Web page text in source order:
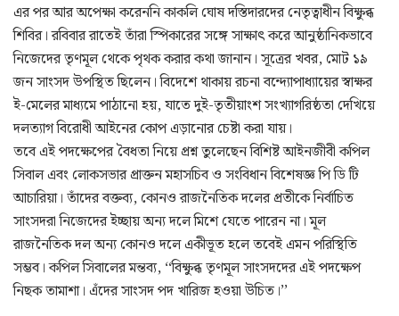
এর পর আর অপেক্ষা করেননি কাকলি ঘোষ দস্তিদারদের নেতৃত্বাধীন বিক্ষুব্ধ
শিবির। রবিবার রাতেই তাঁরা স্পিকারের সঙ্গে সাক্ষাৎ করে আনুষ্ঠানিকভাবে
নিজেদের তৃণমূল থেকে পৃথক করার কথা জানান। সূত্রের খবর, মোট ১৯
জন সাংসদ উপস্থিত ছিলেন। বিদেশে থাকায় রচনা বন্দ্যোপাধ্যায়ের স্বাক্ষর
ই-মেলের মাধ্যমে পাঠানো হয়, যাতে দুই-তৃতীয়াংশ সংখ্যাগরিষ্ঠতা দেখিয়ে
দলত্যাগ বিরোধী আইনের কোপ এড়ানোর চেষ্টা করা যায়।
তবে এই পদক্ষেপের বৈধতা নিয়ে প্রশ্ন তুলেছেন বিশিষ্ট আইনজীবী কপিল
সিবাল এবং লোকসভার প্রাক্তন মহাসচিব ও সংবিধান বিশেষজ্ঞ পি ডি টি
আচারিয়া। তাঁদের বক্তব্য, কোনও রাজনৈতিক দলের প্রতীকে নির্বাচিত
সাংসদরা নিজেদের ইচ্ছায় অন্য দলে মিশে যেতে পারেন না। মূল
রাজনৈতিক দল অন্য কোনও দলে একীভূত হলে তবেই এমন পরিস্থিতি
সম্ভব। কপিল সিবালের মন্তব্য, ‘‘বিক্ষুব্ধ তৃণমূল সাংসদদের এই পদক্ষেপ
নিছক তামাশা। এঁদের সাংসদ পদ খারিজ হওয়া উচিত।’’